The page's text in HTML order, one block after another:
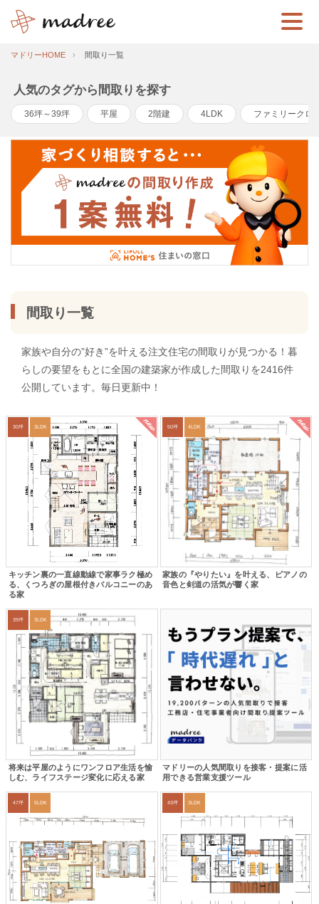
マドリーHOME 間取り一覧
人気のタグから間取りを探す
36坪～39坪 平屋 2階建 4LDK ファミリークロ
間取り一覧
家族や自分の”好き”を叶える注文住宅の間取りが見つかる！暮
らしの要望をもとに全国の建築家が作成した間取りを2416件
公開しています。毎日更新中！
30坪 3LDK new
キッチン裏の一直線動線で家事ラク極め
る、くつろぎの屋根付きバルコニーのあ
る家
50坪 4LDK new
家族の『やりたい』を叶える、ピアノの
音色と剣道の活気が響く家
39坪 3LDK
将来は平屋のようにワンフロア生活を愉
しむ、ライフステージ変化に応える家
マドリーの人気間取りを接客・提案に活
用できる営業支援ツール
47坪 5LDK 43坪 3LDK